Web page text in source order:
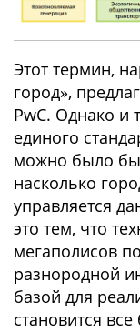
Этот термин,
город»,
PwC. Однако и
единого
можно было бы
насколько
управляется
это тем, что
мегаполисов
разнородной
базой для
становится